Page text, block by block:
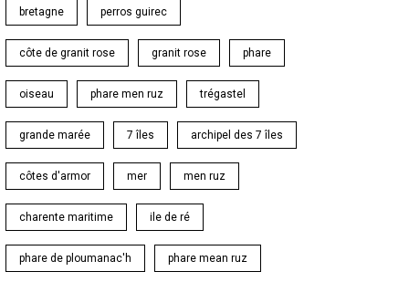
bretagne perros guirec
côte de granit rose granit rose phare
oiseau phare men ruz trégastel
grande marée 7 îles archipel des 7 îles
côtes d'armor mer men ruz
charente maritime ile de ré
phare de ploumanac'h phare mean ruz